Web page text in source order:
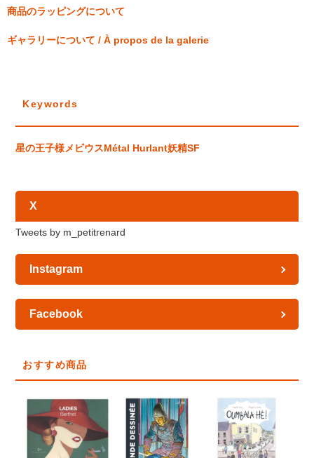
商品のラッピングについて
ギャラリーについて / À propos de la galerie
Keywords
星の王子様メビウスMétal Hurlant妖精SF
X
Tweets by m_petitrenard
Instagram
Facebook
おすすめ商品